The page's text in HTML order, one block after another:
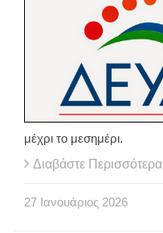
μέχρι το μεσημέρι.
Διαβάστε Περισσότερα
27 Ιανουάριος 2026